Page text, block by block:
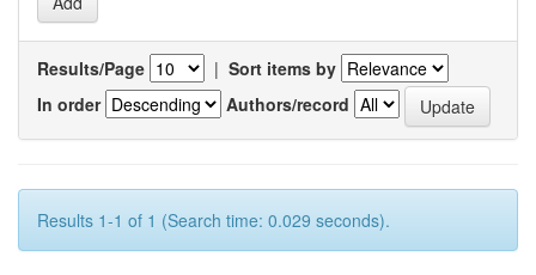
Results/Page | Sort items by
In order
Authors/record
Results 1-1 of 1 (Search time: 0.029 seconds).